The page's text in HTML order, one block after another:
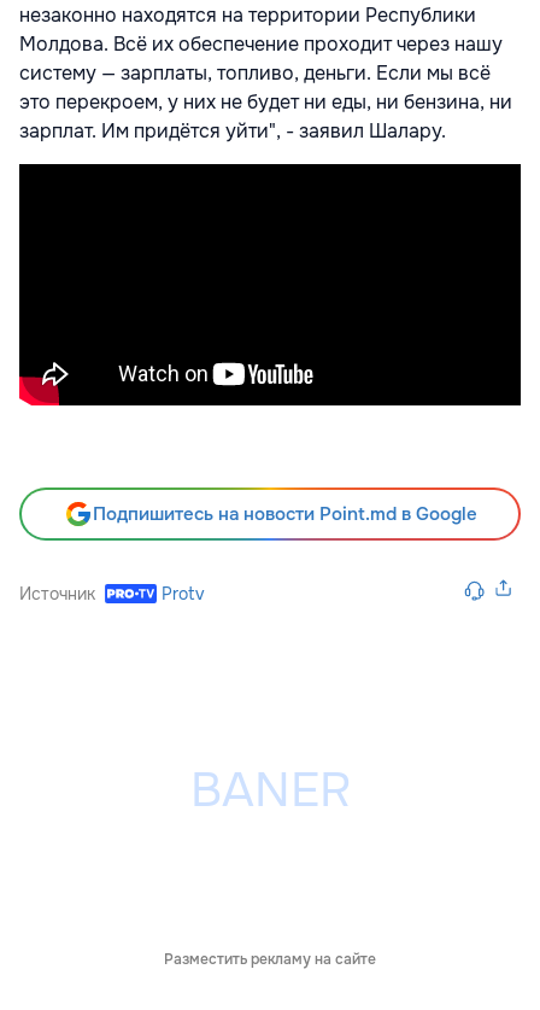
незаконно находятся на территории Республики
Молдова. Всё их обеспечение проходит через нашу
систему — зарплаты, топливо, деньги. Если мы всё
это перекроем, у них не будет ни еды, ни бензина, ни
зарплат. Им придётся уйти", - заявил Шалару.
Подпишитесь на новости Point.md в Google
Источник Protv
Разместить рекламу на сайте